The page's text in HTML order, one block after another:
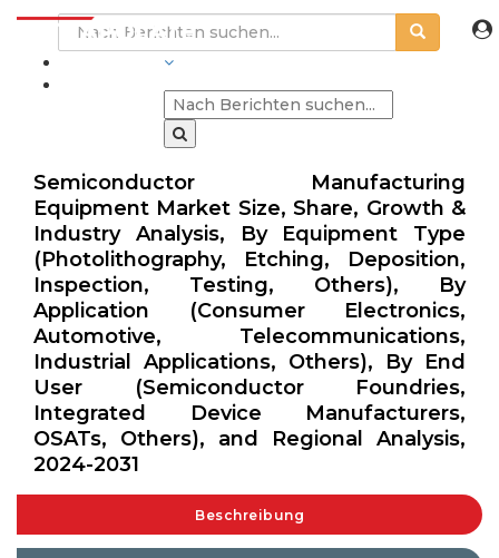
Semiconductor Manufacturing
Equipment Market Size, Share, Growth &
Industry Analysis, By Equipment Type
(Photolithography, Etching, Deposition,
Inspection, Testing, Others), By
Application (Consumer Electronics,
Automotive, Telecommunications,
Industrial Applications, Others), By End
User (Semiconductor Foundries,
Integrated Device Manufacturers,
OSATs, Others), and Regional Analysis,
2024-2031
Beschreibung